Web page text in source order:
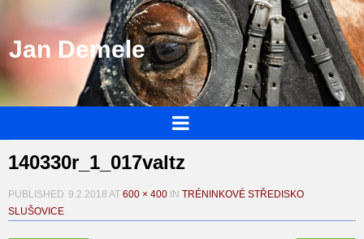
Jan Demele
140330r_1_017valtz
PUBLISHED 9.2.2018 AT 600 × 400 IN TRÉNINKOVÉ STŘEDISKO
SLUŠOVICE